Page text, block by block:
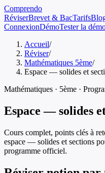
Comprendo
RéviserBrevet & BacTarifs
ConnexionDémoTester la
Accueil/
Réviser/
Mathématiques 5ème/
Espace — solides et
Mathématiques · 5ème ·
Espace — solides
Cours complet, points clés à
espace — solides et sections
programme officiel.